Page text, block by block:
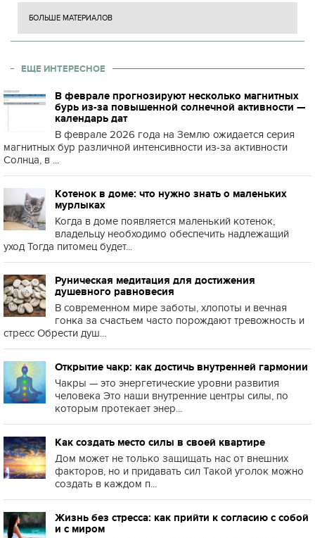
БОЛЬШЕ МАТЕРИАЛОВ
ЕЩЕ ИНТЕРЕСНОЕ
В феврале прогнозируют несколько магнитных
бурь из-за повышенной солнечной активности —
календарь дат
В феврале 2026 года на Землю ожидается серия
магнитных бур различной интенсивности из-за активности
Солнца, в ...
Котенок в доме: что нужно знать о маленьких
мурлыках
Когда в доме появляется маленький котенок,
владельцу необходимо обеспечить надлежащий
уход Тогда питомец будет...
Руническая медитация для достижения
душевного равновесия
В современном мире заботы, хлопоты и вечная
гонка за счастьем часто порождают тревожность и
стресс Обрести душ...
Открытие чакр: как достичь внутренней гармонии
Чакры — это энергетические уровни развития
человека Это наши внутренние центры силы, по
которым протекает энер...
Как создать место силы в своей квартире
Дом может не только защищать нас от внешних
факторов, но и придавать сил Такой уголок можно
создать в каждом п...
Жизнь без стресса: как прийти к согласию с собой
и с миром